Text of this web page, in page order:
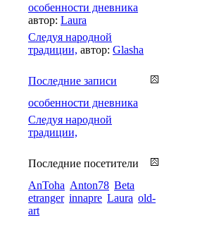
особенности дневника
автор: Laura
Cледуя народной
традиции, автор: Glasha
Последние записи
особенности дневника
Cледуя народной
традиции,
Последние посетители
AnToha Anton78 Beta
etranger innapre Laura old-
art